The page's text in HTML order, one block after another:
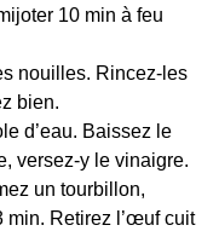
10 min à feu
nouilles. Rincez-les
bien.
d’eau. Baissez le
versez-y le vinaigre.
un tourbillon,
Retirez l’œuf cuit